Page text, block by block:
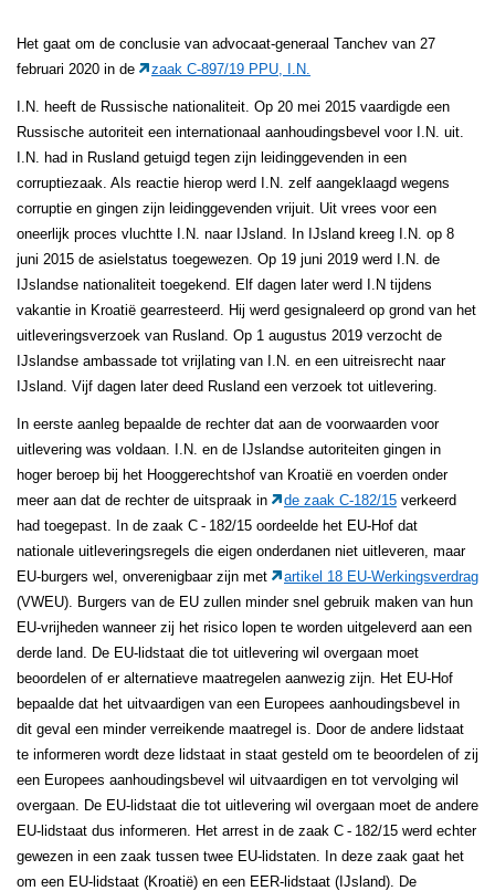
Het gaat om de conclusie van advocaat-generaal Tanchev van 27
februari 2020 in de
zaak C-897/19 PPU, I.N.
I.N. heeft de Russische nationaliteit. Op 20 mei 2015 vaardigde een
Russische autoriteit een internationaal aanhoudingsbevel voor I.N. uit.
I.N. had in Rusland getuigd tegen zijn leidinggevenden in een
corruptiezaak. Als reactie hierop werd I.N. zelf aangeklaagd wegens
corruptie en gingen zijn leidinggevenden vrijuit. Uit vrees voor een
oneerlijk proces vluchtte I.N. naar IJsland. In IJsland kreeg I.N. op 8
juni 2015 de asielstatus toegewezen. Op 19 juni 2019 werd I.N. de
IJslandse nationaliteit toegekend. Elf dagen later werd I.N tijdens
vakantie in Kroatië gearresteerd. Hij werd gesignaleerd op grond van het
uitleveringsverzoek van Rusland. Op 1 augustus 2019 verzocht de
IJslandse ambassade tot vrijlating van I.N. en een uitreisrecht naar
IJsland. Vijf dagen later deed Rusland een verzoek tot uitlevering.
In eerste aanleg bepaalde de rechter dat aan de voorwaarden voor
uitlevering was voldaan. I.N. en de IJslandse autoriteiten gingen in
hoger beroep bij het Hooggerechtshof van Kroatië en voerden onder
meer aan dat de rechter de uitspraak in
de zaak C‑182/15 verkeerd
had toegepast. In de zaak C ‑ 182/15 oordeelde het EU-Hof dat
nationale uitleveringsregels die eigen onderdanen niet uitleveren, maar
EU-burgers wel, onverenigbaar zijn met
artikel 18 EU-Werkingsverdrag
(VWEU). Burgers van de EU zullen minder snel gebruik maken van hun
EU-vrijheden wanneer zij het risico lopen te worden uitgeleverd aan een
derde land. De EU-lidstaat die tot uitlevering wil overgaan moet
beoordelen of er alternatieve maatregelen aanwezig zijn. Het EU-Hof
bepaalde dat het uitvaardigen van een Europees aanhoudingsbevel in
dit geval een minder verreikende maatregel is. Door de andere lidstaat
te informeren wordt deze lidstaat in staat gesteld om te beoordelen of zij
een Europees aanhoudingsbevel wil uitvaardigen en tot vervolging wil
overgaan. De EU-lidstaat die tot uitlevering wil overgaan moet de andere
EU-lidstaat dus informeren. Het arrest in de zaak C ‑ 182/15 werd echter
gewezen in een zaak tussen twee EU-lidstaten. In deze zaak gaat het
om een EU-lidstaat (Kroatië) en een EER-lidstaat (IJsland). De